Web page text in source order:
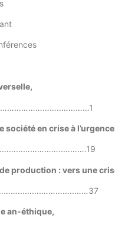
société en crise à
production : vers une
an-éthique,